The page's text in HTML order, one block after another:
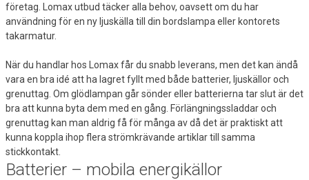
företag. Lomax utbud täcker alla behov, oavsett om du har
användning för en ny ljuskälla till din bordslampa eller kontorets
takarmatur.
När du handlar hos Lomax får du snabb leverans, men det kan ändå
vara en bra idé att ha lagret fyllt med både batterier, ljuskällor och
grenuttag. Om glödlampan går sönder eller batterierna tar slut är det
bra att kunna byta dem med en gång. Förlängningssladdar och
grenuttag kan man aldrig få för många av då det är praktiskt att
kunna koppla ihop flera strömkrävande artiklar till samma
stickkontakt.
Batterier – mobila energikällor